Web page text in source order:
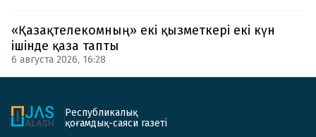
«Қазақтелекомның» екі қызметкері екі күн
ішінде қаза тапты
6 августа 2026, 16:28
Республикалық
қоғамдық-саяси газеті